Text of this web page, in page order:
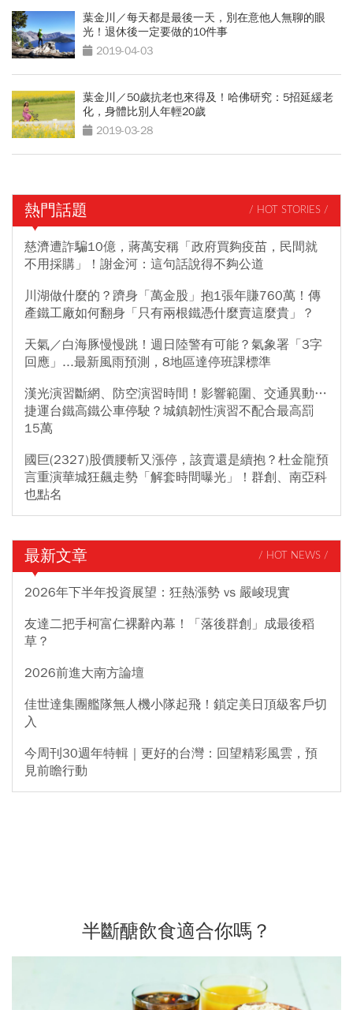
葉金川／每天都是最後一天，別在意他人無聊的眼
光！退休後一定要做的10件事
2019-04-03
葉金川／50歲抗老也來得及！哈佛研究：5招延緩老
化，身體比別人年輕20歲
2019-03-28
熱門話題 / HOT STORIES /
慈濟遭詐騙10億，蔣萬安稱「政府買夠疫苗，民間就
不用採購」！謝金河：這句話說得不夠公道
川湖做什麼的？躋身「萬金股」抱1張年賺760萬！傳
產鐵工廠如何翻身「只有兩根鐵憑什麼賣這麼貴」？
天氣／白海豚慢慢跳！週日陸警有可能？氣象署「3字
回應」...最新風雨預測，8地區達停班課標準
漢光演習斷網、防空演習時間！影響範圍、交通異動…
捷運台鐵高鐵公車停駛？城鎮韌性演習不配合最高罰
15萬
國巨(2327)股價腰斬又漲停，該賣還是續抱？杜金龍預
言重演華城狂飆走勢「解套時間曝光」！群創、南亞科
也點名
最新文章 / HOT NEWS /
2026年下半年投資展望：狂熱漲勢 vs 嚴峻現實
友達二把手柯富仁裸辭內幕！「落後群創」成最後稻
草？
2026前進大南方論壇
佳世達集團艦隊無人機小隊起飛！鎖定美日頂級客戶切
入
今周刊30週年特輯｜更好的台灣：回望精彩風雲，預
見前瞻行動
半斷醣飲食適合你嗎？